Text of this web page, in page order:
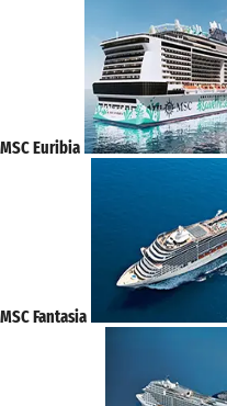
MSC Euribia
MSC Fantasia